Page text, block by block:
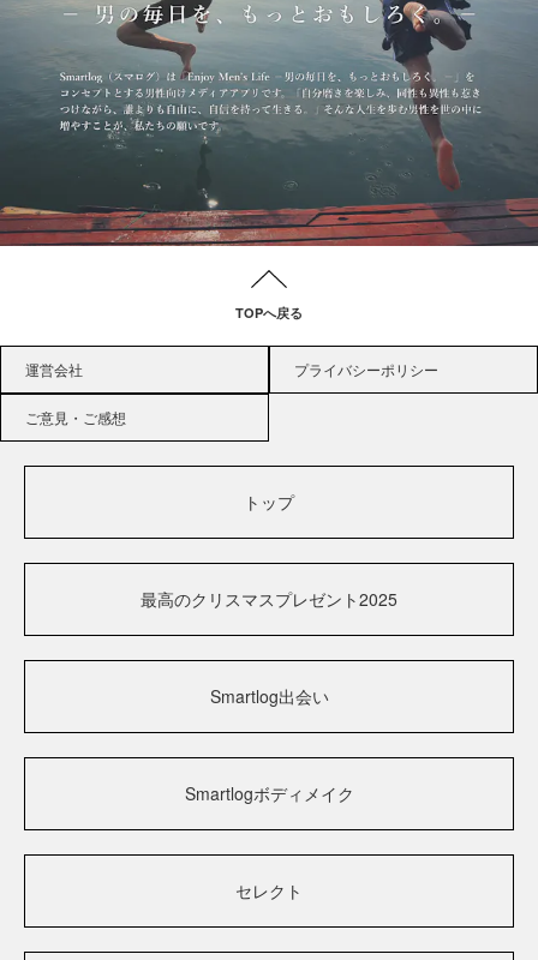
TOPへ戻る
運営会社 プライバシーポリシー
ご意見・ご感想
トップ
最高のクリスマスプレゼント2025
Smartlog出会い
Smartlogボディメイク
セレクト